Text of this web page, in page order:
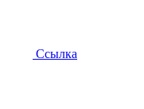
Ссылка